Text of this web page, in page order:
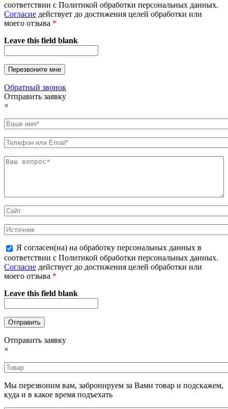
соответствии с Политикой обработки персональных данных.
Согласие действует до достижения целей обработки или
моего отзыва *
Leave this field blank
Обратный звонок
Отправить заявку
×
Я согласен(на) на обработку персональных данных в
соответствии с Политикой обработки персональных данных.
Согласие действует до достижения целей обработки или
моего отзыва *
Leave this field blank
Отправить заявку
×
Мы перезвоним вам, забронируем за Вами товар и подскажем,
куда и в какое время подъехать